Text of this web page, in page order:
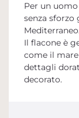
Per un
senza sforzo
Il flacone è
come il
dettagli
decorato.